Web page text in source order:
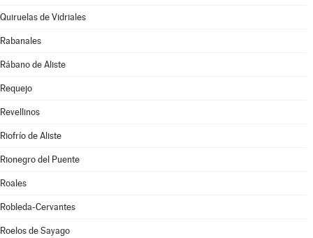
Quiruelas de Vidriales
Rabanales
Rábano de Aliste
Requejo
Revellinos
Riofrío de Aliste
Rionegro del Puente
Roales
Robleda-Cervantes
Roelos de Sayago